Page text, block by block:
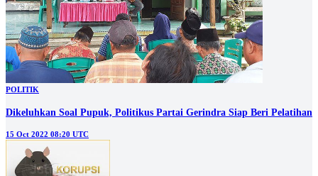
POLITIK
Dikeluhkan Soal Pupuk, Politikus Partai Gerindra Siap Beri Pelatihan
15 Oct 2022 08:20 UTC